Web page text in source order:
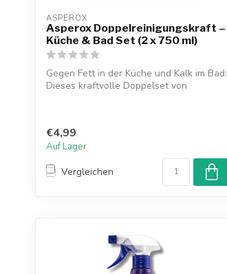
ASPEROX
Asperox Doppelreinigungskraft –
Küche & Bad Set (2 x 750 ml)
Gegen Fett in der Küche und Kalk im Bad:
Dieses kraftvolle Doppelset von
€4,99
Auf Lager
Vergleichen